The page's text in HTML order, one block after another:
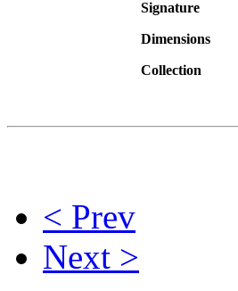
Signature
Dimensions
Collection
< Prev
Next >